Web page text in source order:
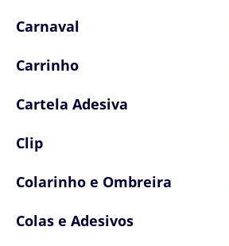
Carnaval
Carrinho
Cartela Adesiva
Clip
Colarinho e Ombreira
Colas e Adesivos